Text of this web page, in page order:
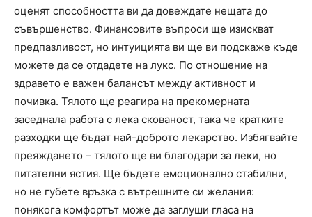
оценят способността ви да довеждате нещата до
съвършенство. Финансовите въпроси ще изискват
предпазливост, но интуицията ви ще ви подскаже къде
можете да се отдадете на лукс. По отношение на
здравето е важен балансът между активност и
почивка. Тялото ще реагира на прекомерната
заседнала работа с лека скованост, така че кратките
разходки ще бъдат най-доброто лекарство. Избягвайте
преяждането – тялото ще ви благодари за леки, но
питателни ястия. Ще бъдете емоционално стабилни,
но не губете връзка с вътрешните си желания:
понякога комфортът може да заглуши гласа на